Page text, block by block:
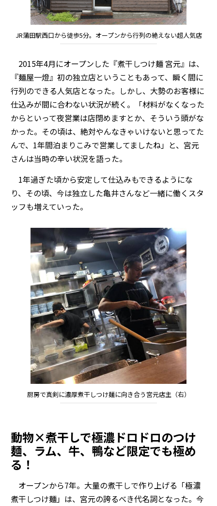
JR蒲田駅西口から徒歩5分。オープンから行列の絶えない超人気店
2015年4月にオープンした『煮干しつけ麺 宮元』は、
『麺屋一燈』初の独立店ということもあって、瞬く間に
行列のできる人気店となった。しかし、大勢のお客様に
仕込みが間に合わない状況が続く。「材料がなくなった
からといって夜営業は店閉めますとか、そういう頭がな
かった。その頃は、絶対やんなきゃいけないと思ってた
んで、1年間泊まりこみで営業してましたね」と、宮元
さんは当時の辛い状況を語った。
1年過ぎた頃から安定して仕込みもできるようにな
り、その頃、今は独立した亀井さんなど一緒に働くスタ
ッフも増えていった。
厨房で真剣に濃厚煮干しつけ麺に向き合う宮元店主（右）
動物×煮干しで極濃ドロドロのつけ
麺、ラム、牛、鴨など限定でも極め
る！
オープンから7年。大量の煮干しで作り上げる「極濃
煮干しつけ麺」は、宮元の誇るべき代名詞となった。今